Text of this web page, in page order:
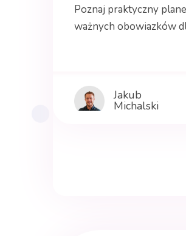
Poznaj praktyczny
ważnych obowiazków
Jakub
Michalski